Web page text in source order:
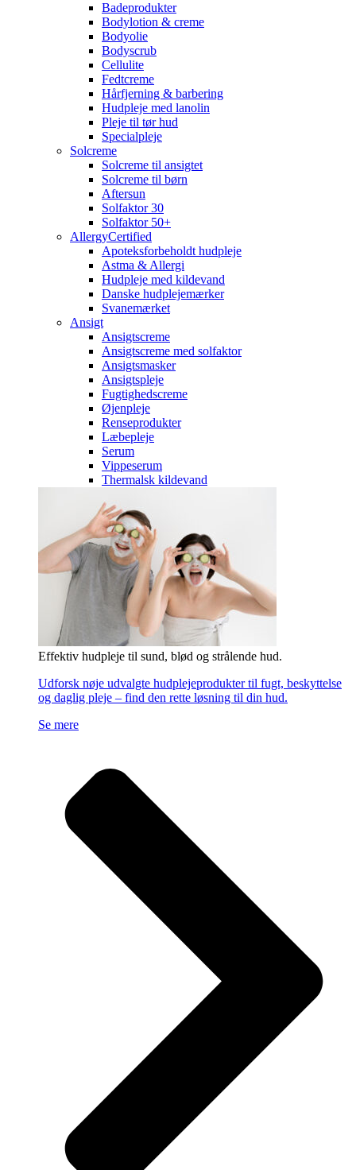
Badeprodukter
Bodylotion & creme
Bodyolie
Bodyscrub
Cellulite
Fedtcreme
Hårfjerning & barbering
Hudpleje med lanolin
Pleje til tør hud
Specialpleje
Solcreme
Solcreme til ansigtet
Solcreme til børn
Aftersun
Solfaktor 30
Solfaktor 50+
AllergyCertified
Apoteksforbeholdt hudpleje
Astma & Allergi
Hudpleje med kildevand
Danske hudplejemærker
Svanemærket
Ansigt
Ansigtscreme
Ansigtscreme med solfaktor
Ansigtsmasker
Ansigtspleje
Fugtighedscreme
Øjenpleje
Renseprodukter
Læbepleje
Serum
Vippeserum
Thermalsk kildevand
Effektiv hudpleje til sund, blød og strålende hud.
Udforsk nøje udvalgte hudplejeprodukter til fugt, beskyttelse
og daglig pleje – find den rette løsning til din hud.
Se mere